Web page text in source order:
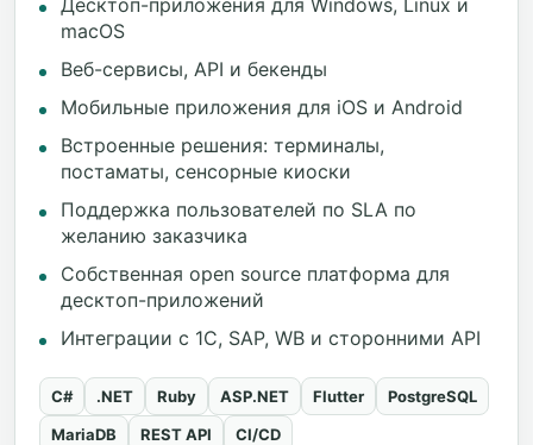
Десктоп-приложения для Windows, Linux и
macOS
Веб-сервисы, API и бекенды
Мобильные приложения для iOS и Android
Встроенные решения: терминалы,
постаматы, сенсорные киоски
Поддержка пользователей по SLA по
желанию заказчика
Собственная open source платформа для
десктоп-приложений
Интеграции с 1С, SAP, WB и сторонними API
C# .NET Ruby ASP.NET Flutter
PostgreSQL
MariaDB
REST API CI/CD